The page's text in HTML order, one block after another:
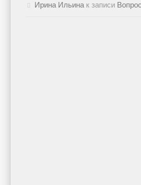
Ирина Ильина к записи